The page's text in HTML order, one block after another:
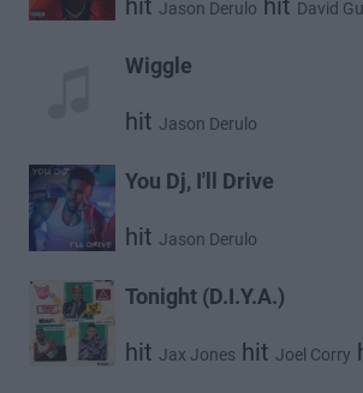
hit Jason Derulo hit David
Wiggle
hit Jason Derulo
You Dj, I'll Drive
hit Jason Derulo
Tonight (D.I.Y.A.)
hit Jax Jones hit Joel Corry